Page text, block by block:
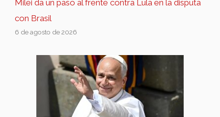
Milei da un paso al frente contra Lula en la disputa
con Brasil
6 de agosto de 2026